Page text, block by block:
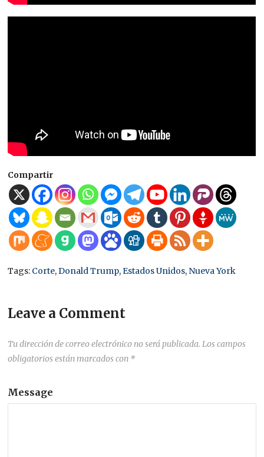
Compartir
Tags: Corte,Donald Trump,Estados Unidos, Nueva York
Leave a Comment
Tu dirección de correo electrónico no será publicada. Los campos
obligatorios están marcados con *
Message